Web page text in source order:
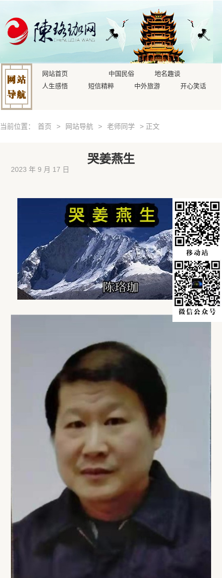
网站首页 中国民俗
地名趣谈
人生感悟
短信精粹 中外旅游 开心笑话
当前位置： 首页 > 网站导航 > 老师同学 > 正文
哭姜燕生
2023 年 9 月 17 日